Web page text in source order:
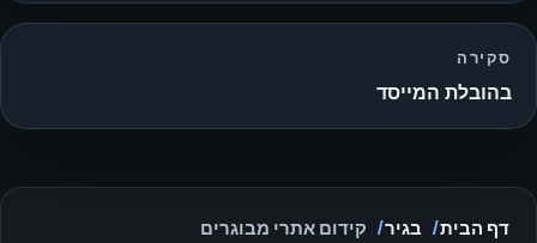
סקירה
בהובלת המייסד
דף הבית בגיר קידום אתרי מבוגרים